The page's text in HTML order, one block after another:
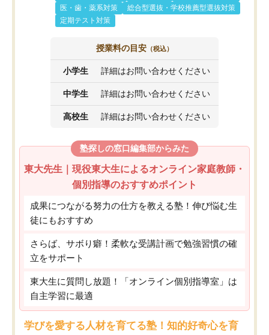
医・歯・薬系対策
総合型選抜・学校推薦型選抜対策
定期テスト対策
授業料の目安 （税込）
小学生 詳細はお問い合わせください
中学生 詳細はお問い合わせください
高校生 詳細はお問い合わせください
塾探しの窓口編集部からみた
東大先生｜現役東大生によるオンライン家庭教師・
個別指導のおすすめポイント
成果につながる努力の仕方を教える塾！伸び悩む生
徒にもおすすめ
さらば、サボり癖！柔軟な受講計画で勉強習慣の確
立をサポート
東大生に質問し放題！「オンライン個別指導室」は
自主学習に最適
学びを愛する人材を育てる塾！知的好奇心を育